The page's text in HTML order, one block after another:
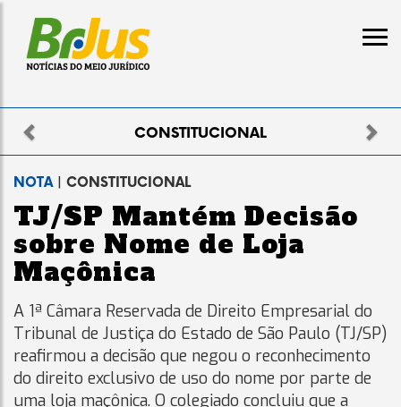
Previous
NOTA| CONSTITUCIONAL
TJ/SP Mantém Decisão
sobre Nome de Loja
Maçônica
A 1ª Câmara Reservada de Direito Empresarial do
Tribunal de Justiça do Estado de São Paulo (TJ/SP)
reafirmou a decisão que negou o reconhecimento
do direito exclusivo de uso do nome por parte de
uma loja maçônica. O colegiado concluiu que a